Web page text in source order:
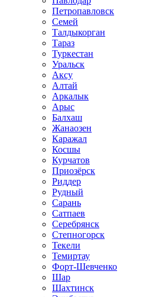
Петропавловск
Семей
Талдыкорган
Тараз
Туркестан
Уральск
Аксу
Алтай
Аркалык
Арыс
Балхаш
Жанаозен
Каражал
Косшы
Курчатов
Приозёрск
Риддер
Рудный
Сарань
Сатпаев
Серебрянск
Степногорск
Текели
Темиртау
Форт-Шевченко
Шар
Шахтинск